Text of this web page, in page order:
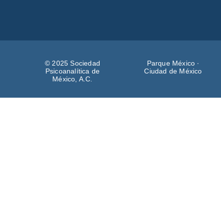
© 2025 Sociedad
Psicoanalítica de
México, A.C.
Parque México ·
Ciudad de México